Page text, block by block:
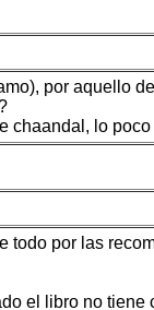
por aquello
chaandal, lo
todo por las
el libro no